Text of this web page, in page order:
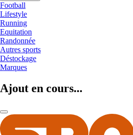
Football
Lifestyle
Running
Equitation
Randonnée
Autres sports
Déstockage
Marques
Ajout en cours...